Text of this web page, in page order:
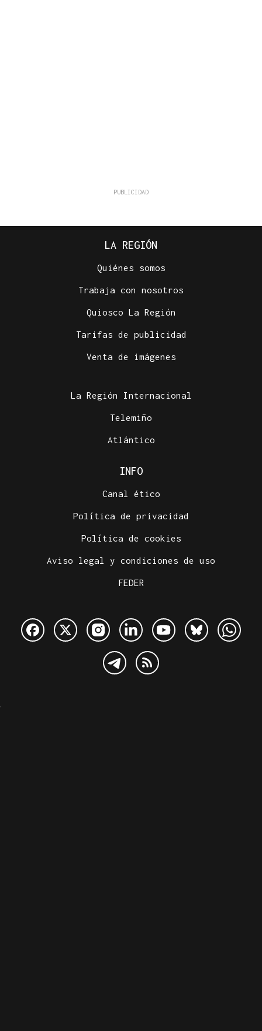
LA REGIÓN
Quiénes somos
Trabaja con nosotros
Quiosco La Región
Tarifas de publicidad
Venta de imágenes
La Región Internacional
Telemiño
Atlántico
INFO
Canal ético
Política de privacidad
Política de cookies
Aviso legal y condiciones de uso
FEDER